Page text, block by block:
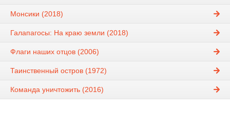
Монсики (2018)
Галапагосы: На краю земли (2018)
Флаги наших отцов (2006)
Таинственный остров (1972)
Команда уничтожить (2016)